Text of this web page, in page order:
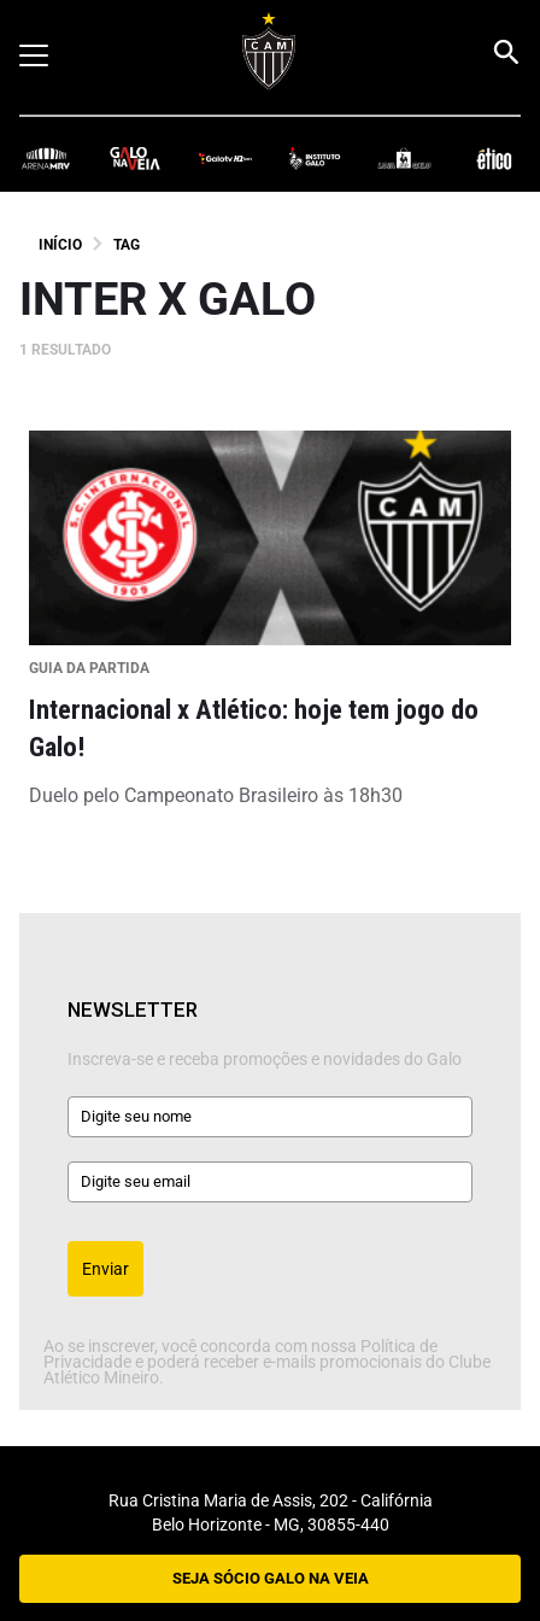
INÍCIO TAG
INTER X GALO
1 RESULTADO
GUIA DA PARTIDA
Internacional x Atlético: hoje tem jogo do
Galo!
Duelo pelo Campeonato Brasileiro às 18h30
NEWSLETTER
Inscreva-se e receba promoções e novidades do Galo
Enviar
Ao se inscrever, você concorda com nossa Política de
Privacidade e poderá receber e-mails promocionais do Clube
Atlético Mineiro.
Rua Cristina Maria de Assis, 202 - Califórnia
Belo Horizonte - MG, 30855-440
SEJA SÓCIO GALO NA VEIA